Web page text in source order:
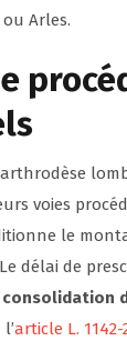
Arles.
arthrodèse
voies
le
délai de
article L.